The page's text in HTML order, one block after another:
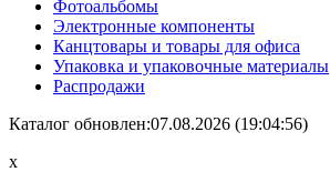
Фотоальбомы
Электронные компоненты
Канцтовары и товары для офиса
Упаковка и упаковочные материалы
Распродажи
Каталог обновлен:07.08.2026 (19:04:56)
x